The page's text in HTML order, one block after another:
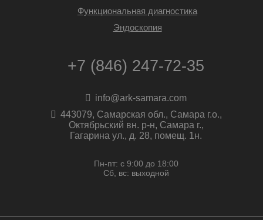
Функциональная диагностика
Эндоскопия
+7 (846) 247-72-35
info@ark-samara.com
443079, Самарская обл., Самара г.о.,
Октябрьский вн. р-н, Самара г.,
Гагарина ул., д. 28, помещ. 1н.
Пн-пт: с 9:00 до 18:00
Сб, вс: выходной